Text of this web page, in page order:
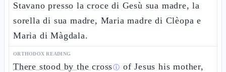
Stavano presso la croce di Gesù sua madre, la
sorella di sua madre, Maria madre di Clèopa e
Maria di Màgdala.
ORTHODOX READING
There stood by the crossⓘ of Jesus his mother,